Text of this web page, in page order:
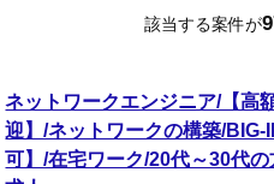
該当する案件が
ネットワークエンジニア/【高
迎】/ネットワークの構築/
可】/在宅ワーク/20代～30代